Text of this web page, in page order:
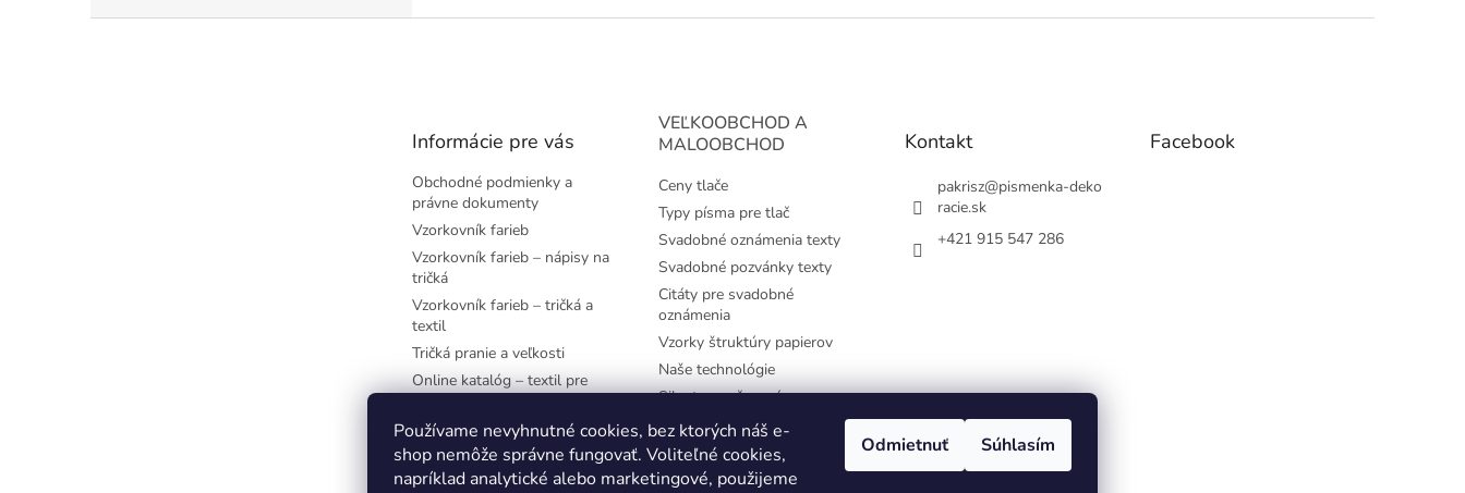
Používame nevyhnutné cookies, bez ktorých náš e-
shop nemôže správne fungovať. Voliteľné cookies,
napríklad analytické alebo marketingové, použijeme
Odmietnuť Súhlasím
Informácie pre vás
Obchodné podmienky a
právne dokumenty
Vzorkovník farieb
Vzorkovník farieb – nápisy na
tričká
Vzorkovník farieb – tričká a
textil
Tričká pranie a veľkosti
Online katalóg – textil pre
Najčastejšie používané
písmená
Farby-CMYK
VEĽKOOBCHOD A
MALOOBCHOD
Ceny tlače
Typy písma pre tlač
Svadobné oznámenia texty
Svadobné pozvánky texty
Citáty pre svadobné
oznámenia
Vzorky štruktúry papierov
Naše technológie
Siluety pre časovú os
Kontakt
pakrisz@pismenka-deko
racie.sk
+421 915 547 286
Facebook